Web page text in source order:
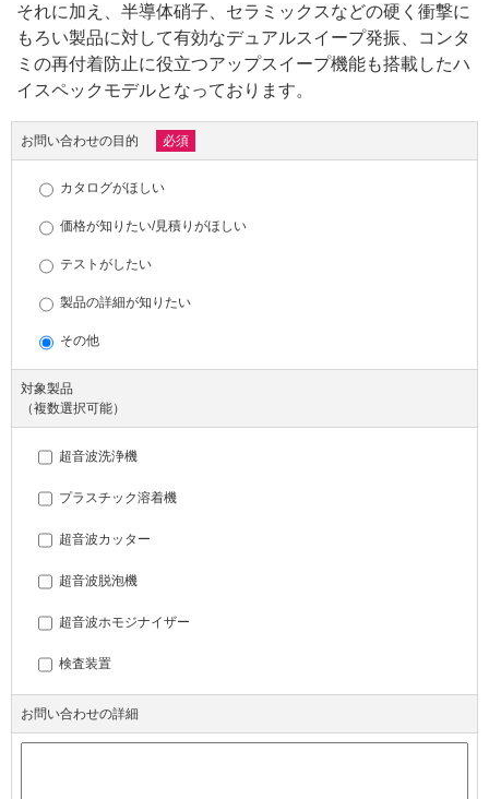
それに加え、半導体硝子、セラミックスなどの硬く衝撃に
もろい製品に対して有効なデュアルスイープ発振、コンタ
ミの再付着防止に役立つアップスイープ機能も搭載したハ
イスペックモデルとなっております。
お問い合わせの目的 必須
カタログがほしい
価格が知りたい/見積りがほしい
テストがしたい
製品の詳細が知りたい
その他
対象製品
（複数選択可能）
超音波洗浄機
プラスチック溶着機
超音波カッター
超音波脱泡機
超音波ホモジナイザー
検査装置
お問い合わせの詳細